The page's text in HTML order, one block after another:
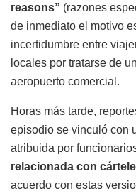
reasons” (razones
de inmediato el motivo
incertidumbre entre
locales por tratarse de
aeropuerto comercial.
Horas más tarde,
episodio se vinculó con
atribuida por
relacionada con
acuerdo con estas